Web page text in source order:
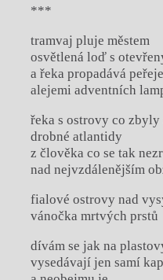
***
tramvaj pluje městem
osvětlená loď s
a řeka propadává
alejemi adventních
řeka s ostrovy co
drobné atlantidy
z člověka co se tak
nad nejvzdálenějším
fialové ostrovy nad
vánočka mrtvých prstů
dívám se jak na
vysedávají jen samí